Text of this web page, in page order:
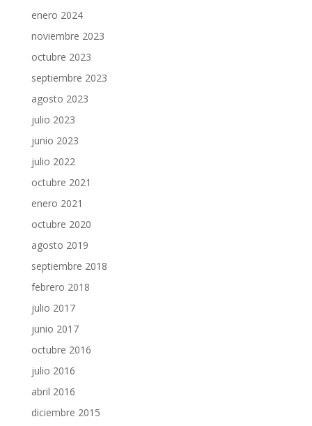
enero 2024
noviembre 2023
octubre 2023
septiembre 2023
agosto 2023
julio 2023
junio 2023
julio 2022
octubre 2021
enero 2021
octubre 2020
agosto 2019
septiembre 2018
febrero 2018
julio 2017
junio 2017
octubre 2016
julio 2016
abril 2016
diciembre 2015